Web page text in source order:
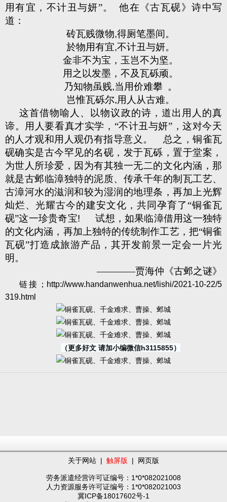
用有宜，不计丑与妍”。
他在《古瓦砚》诗中写
道：
砖瓦贱微物,得厕笔墨间。
於物用有宜,不计丑与妍。
金非不为宝，玉岂不为坚。
用之以发墨，不及瓦砾顽。
乃知物虽贱,当用价难攀 。
岂惟瓦砾尔,用人从古难。
这首借物喻人、以物议政的诗，道出用人的真
谛。用人要看真才实学，“不计丑与妍”，这对今天
的人才观和用人观仍有指导意义。
总之，铜雀瓦
砚确实是古今罕见的名砚，发于瓦砾，置于堂案，
为世人所珍爱，因为有其独一无二的文化内涵，那
就是古邺临漳独特的泥质、传承千年的制瓦工艺、
古漳河水的滋润和较为湿润的地理条，再加上光辉
灿烂、光耀古今的建安文化，共同孕育了“铜雀瓦
砚”这一珍贵奇宝!试想，如果临漳借用这一独特
的文化内涵，再加上独特的传统制作工艺，把“铜雀
瓦砚”打造成旅游产品，其开发前景一定会一片光
明。
————贾海仲《古邺之谜》
链接； http://www.handanwenhua.net/lishi/2021-10-22/5
319.html
（更多好文 请加小编微信h3115855）
关于网站 | 触屏版 | 网页版
劳务派遣经营许可证编号：1*0*082021008
人力资源服务许可证编号：1*0*082021003
冀ICP备18017602号-1